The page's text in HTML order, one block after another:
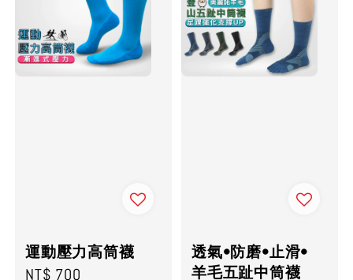
運動壓力高筒襪
Regular
NT$ 700
透氣•防磨•止滑•
羊毛五趾中筒襪